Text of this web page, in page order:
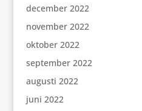
december 2022
november 2022
oktober 2022
september 2022
augusti 2022
juni 2022